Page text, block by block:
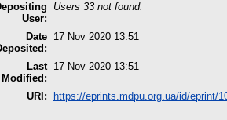
User:
Users 33 not found.
Date 17 Nov 2020 13:51
Last
Modified:
17 Nov 2020 13:51
URI: https://eprints.mdpu.org.ua/id/eprint/